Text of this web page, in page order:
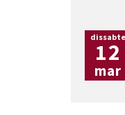
dissabte
12
mar